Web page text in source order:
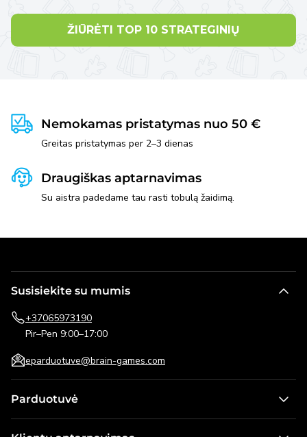
ŽIŪRĖTI TOP 10 STRATEGINIŲ
Nemokamas pristatymas nuo 50 €
Greitas pristatymas per 2–3 dienas
Draugiškas aptarnavimas
Su aistra padedame tau rasti tobulą žaidimą.
Susisiekite su mumis
+37065973190
Pir–Pen 9:00–17:00
eparduotuve@brain-games.com
Parduotuvė